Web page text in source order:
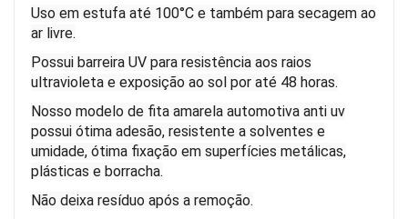
Uso em estufa até 100°C e também para secagem ao
ar livre.
Possui barreira UV para resistência aos raios
ultravioleta e exposição ao sol por até 48 horas.
Nosso modelo de fita amarela automotiva anti uv
possui ótima adesão, resistente a solventes e
umidade, ótima fixação em superfícies metálicas,
plásticas e borracha.
Não deixa resíduo após a remoção.